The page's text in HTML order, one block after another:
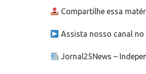
Compartilhe essa
Assista nosso canal no
Jornal25News –